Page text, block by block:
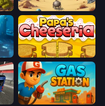
Project Restoration
Papa's Cheeseria
Gas Station